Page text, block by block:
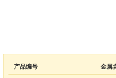
产品编号 金属